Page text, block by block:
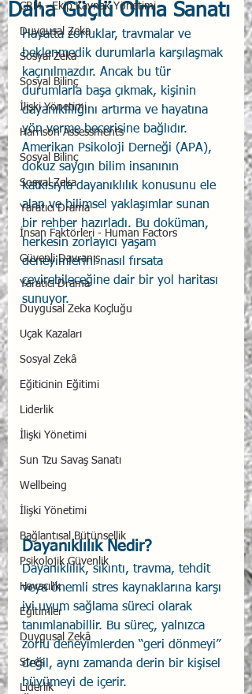
CRM - Ekip Kaynak Yönetimi
Duygusal Zeka
Sosyal Zeka
Sosyal Bilinç
İlişki Yönetimi
Harrison Assessments
Sosyal Bilinç
Sosyal Zeka
Yaratıcı Drama
İnsan Faktörleri - Human Factors
Güvenli Davranış
Yaratıcı Drama
Duygusal Zeka Koçluğu
Uçak Kazaları
Sosyal Zekâ
Eğiticinin Eğitimi
Liderlik
İlişki Yönetimi
Sun Tzu Savaş Sanatı
Wellbeing
İlişki Yönetimi
Bağlantısal Bütünsellik
Psikolojik Güvenlik
Havacılık
Eğitimler
Duygusal Zekâ
Stres
Liderlik
Daha Güçlü Olma Sanatı
Hayatta zorluklar, travmalar ve
beklenmedik durumlarla karşılaşmak
kaçınılmazdır. Ancak bu tür
durumlarla başa çıkmak, kişinin
dayanıklılığını artırma ve hayatına
yön verme becerisine bağlıdır.
Amerikan Psikoloji Derneği (APA),
dokuz saygın bilim insanının
katkısıyla dayanıklılık konusunu ele
alan ve bilimsel yaklaşımlar sunan
bir rehber hazırladı. Bu doküman,
herkesin zorlayıcı yaşam
deneyimlerini nasıl fırsata
çevirebileceğine dair bir yol haritası
sunuyor.
Dayanıklılık Nedir?
Dayanıklılık, sıkıntı, travma, tehdit
veya önemli stres kaynaklarına karşı
iyi uyum sağlama süreci olarak
tanımlanabillir. Bu süreç, yalnızca
zorlu deneyimlerden “geri dönmeyi”
değil, aynı zamanda derin bir kişisel
büyümeyi de içerir.